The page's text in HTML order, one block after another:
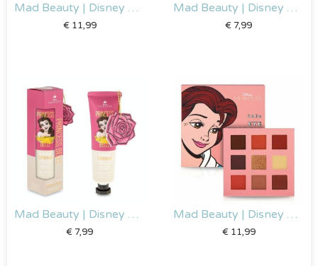
Mad Beauty | Disney Ariel – Oogschaduw Palet
€11,99
Mad Beauty | Disney Assepoester – Handcreme & Nagelvijl
€ 7,99
Mad Beauty | Disney Belle – Handcreme & Nagelvijl
€ 7,99
Mad Beauty | Disney Belle – Oogschaduw Palet
€11,99